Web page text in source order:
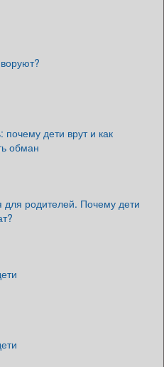
почему дети врут и как
обман
для родителей. Почему дети